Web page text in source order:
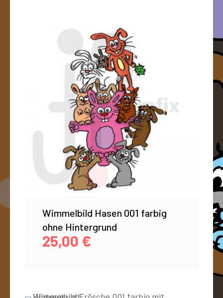
Wimmelbild Hasen 001 farbig
ohne Hintergrund
25,00 €